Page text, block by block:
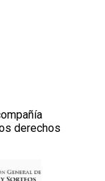
derechos